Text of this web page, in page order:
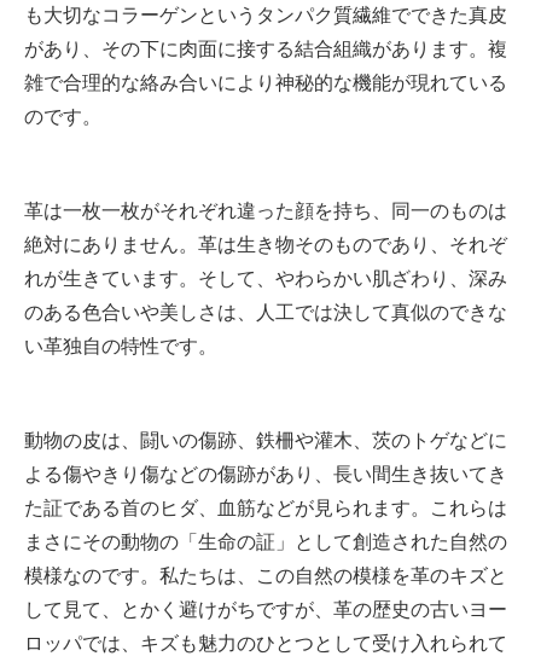
も大切なコラーゲンというタンパク質繊維でできた真皮
があり、その下に肉面に接する結合組織があります。複
雑で合理的な絡み合いにより神秘的な機能が現れている
のです。
革は一枚一枚がそれぞれ違った顔を持ち、同一のものは
絶対にありません。革は生き物そのものであり、それぞ
れが生きています。そして、やわらかい肌ざわり、深み
のある色合いや美しさは、人工では決して真似のできな
い革独自の特性です。
動物の皮は、闘いの傷跡、鉄柵や灌木、茨のトゲなどに
よる傷やきり傷などの傷跡があり、長い間生き抜いてき
た証である首のヒダ、血筋などが見られます。これらは
まさにその動物の「生命の証」として創造された自然の
模様なのです。私たちは、この自然の模様を革のキズと
して見て、とかく避けがちですが、革の歴史の古いヨー
ロッパでは、キズも魅力のひとつとして受け入れられて